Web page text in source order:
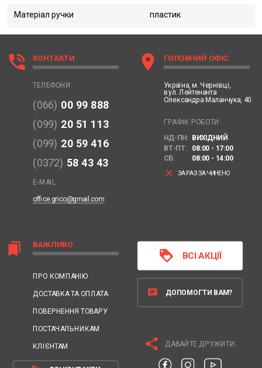
Матеріал ручки пластик
bookmarks ВАЖЛИВО
ПРО КОМПАНІЮ
ДОСТАВКА ТА ОПЛАТА
ПОВЕРНЕННЯ ТОВАРУ
ПОСТАЧАЛЬНИКАМ
КЛІЄНТАМ
phone_in_talk КОНТАКТИ
ТЕЛЕФОНИ:
(066) 00 99 888
(099) 20 51 113
(099) 20 59 416
(0372) 58 43 43
E-MAIL:
office.grico@gmail.com
location_on ГОЛОВНИЙ ОФІС
Україна, м. Чернівці,
вул. Лейтенанта
Олександра Маланчука, 40
ГРАФІК РОБОТИ:
НД-ПН: ВИХІДНИЙ
ВТ-ПТ:
08:00 - 17:00
СБ:
08:00 - 14:00
clear ЗАРАЗ ЗАЧИНЕНО
loyalty ВСІ АКЦІЇ
chat ДОПОМОГТИ ВАМ?
share ДАВАЙТЕ ДРУЖИТИ: